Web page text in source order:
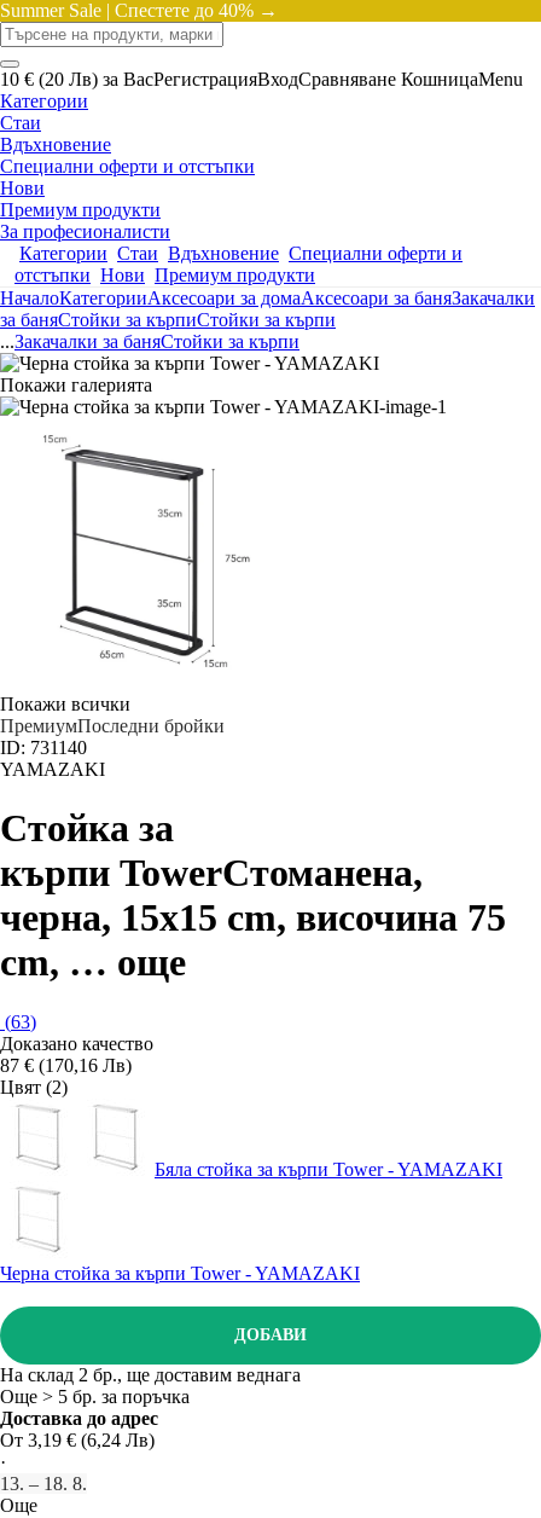
Summer Sale | Спестете до 40% →
10 € (20 Лв) за ВасРегистрацияВходСравняване КошницаMenu
Категории
Стаи
Вдъхновение
Специални оферти и отстъпки
Нови
Премиум продукти
За професионалисти
Категории Стаи Вдъхновение Специални оферти и
отстъпки Нови Премиум продукти
НачалоКатегорииАксесоари за домаАксесоари за баняЗакачалки
за баняСтойки за кърпиСтойки за кърпи
...Закачалки за баняСтойки за кърпи
Покажи галерията
Покажи всички
ПремиумПоследни бройки
ID: 731140
YAMAZAKI
Стойка за
кърпи TowerСтоманена,
черна, 15x15 cm, височина 75
cm, … още
(63)
Доказано качество
87 € (170,16 Лв)
Цвят (2)
Бяла стойка за кърпи Tower - YAMAZAKI
Черна стойка за кърпи Tower - YAMAZAKI
ДОБАВИ
На склад 2 бр., ще доставим веднага
Още > 5 бр. за поръчка
Доставка до адрес
От 3,19 € (6,24 Лв)
·
13. – 18. 8.
Още